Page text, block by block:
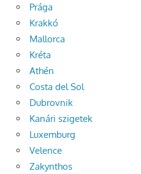
Prága
Krakkó
Mallorca
Kréta
Athén
Costa del Sol
Dubrovnik
Kanári szigetek
Luxemburg
Velence
Zakynthos